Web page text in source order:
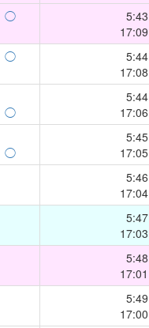
◯
5:43
17:09
◯
5:44
17:08
◯
5:44
17:06
◯
5:45
17:05
5:46
17:04
5:47
17:03
5:48
17:01
5:49
17:00